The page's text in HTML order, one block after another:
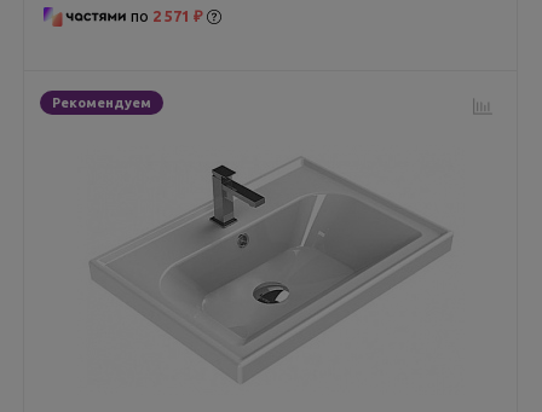
по 2 571 ₽
Рекомендуем